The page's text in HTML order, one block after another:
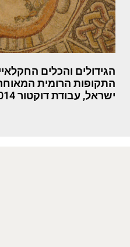
הגידולים והכלים
התקופות הרומית
ישראל, עבודת דוקטור 2014, ד"ר ענת אביטל